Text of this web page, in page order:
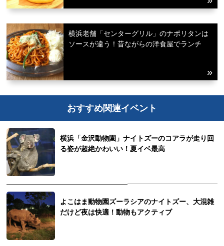
横浜老舗「センターグリル」のナポリタンは
ソースが違う！昔ながらの洋食屋でランチ
おすすめ関連イベント
横浜「金沢動物園」ナイトズーのコアラが走り回
る姿が超絶かわいい！夏イベ最高
よこはま動物園ズーラシアのナイトズー、大混雑
だけど夜は快適！動物もアクティブ